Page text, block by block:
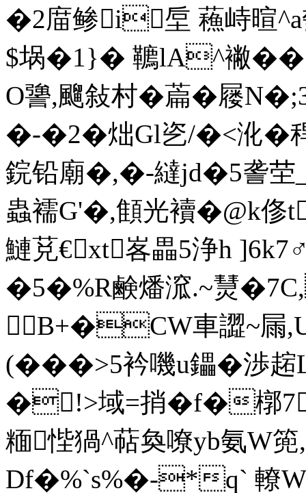
�2庿鲹i垕 蘓峙暄^a
$埚�1}� 韀lA^襒
O謽,飀敍村�萹�屦
�-�2�炪Gl乲/�<沎�
鋎铅廟�,�-繨jd�5詟茔
蟲襦G'�,顀光襩�@k
鰱莌€xt峉畾5浄h
�5�%R鹸燔溛.~熭
B+�CW車譅~屚,U
(���>5衿嘰u鑘�渉
�!>域=捎�f�槨
糆悂猧^萜奐嘹yb氨
Df�%`s%�-*q` 轑